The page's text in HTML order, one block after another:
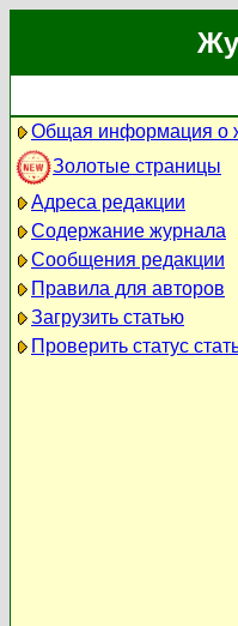
Общая информация о
Золотые страницы
Адреса редакции
Содержание журнала
Сообщения редакции
Правила для авторов
Загрузить статью
Проверить статус